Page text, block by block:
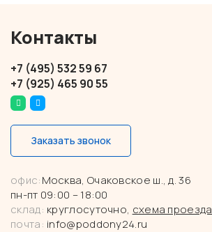
Контакты
+7 (495) 532 59 67
+7 (925) 465 90 55
Заказать звонок
офис:Москва, Очаковское ш., д. 36
пн-пт 09:00 – 18:00
склад: круглосуточно, схема проезда
почта: info@poddony24.ru